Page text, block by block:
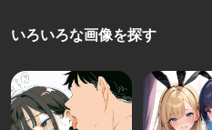
いろいろな画像を探す